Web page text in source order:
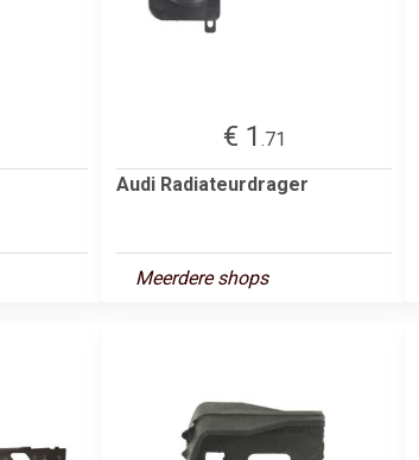
€ 1 .71
Audi Radiateurdrager
Meerdere shops